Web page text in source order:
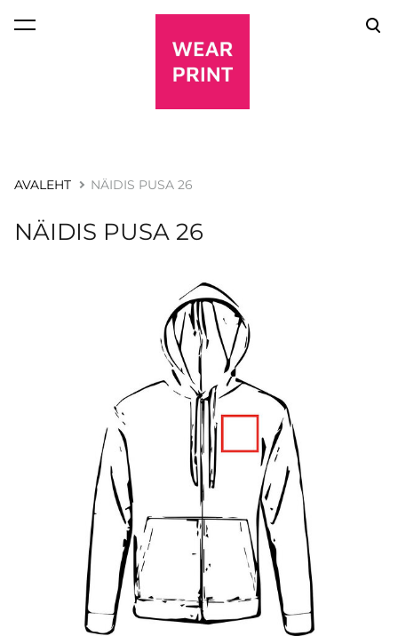
lisati ostukorvi.
AVALEHT NÄIDIS PUSA 26
NÄIDIS PUSA 26